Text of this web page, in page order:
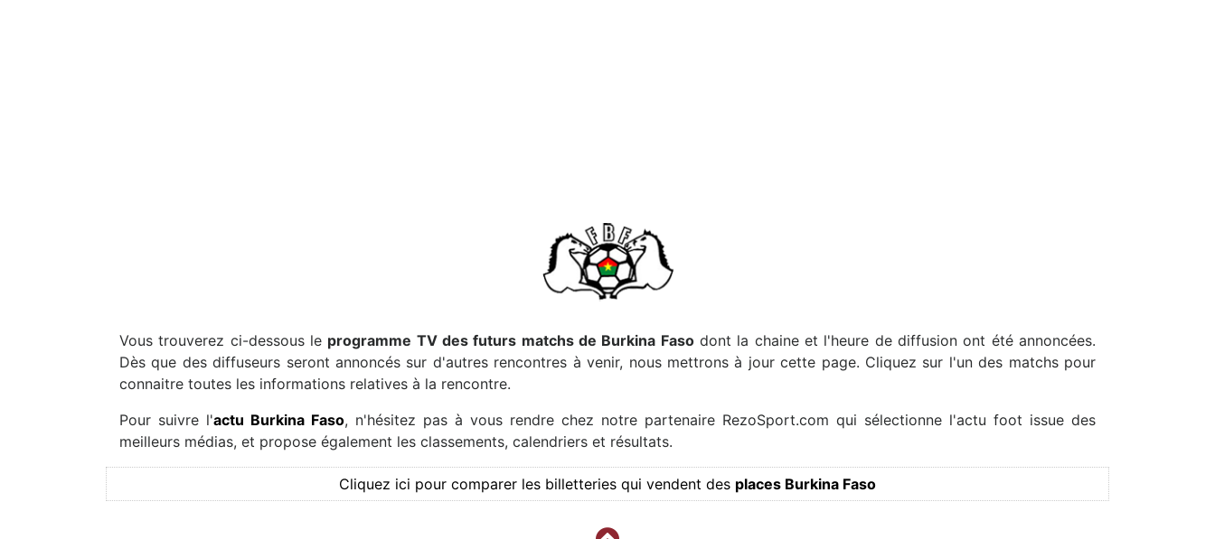
Vous trouverez ci-dessous le programme TV des futurs matchs de Burkina Fasodont la chaine et l'heure de diffusion ont été annoncées.
Dès que des diffuseurs seront annoncés sur d'autres rencontres à venir, nous mettrons à jour cette page. Cliquez sur l'un des matchs pour
connaitre toutes les informations relatives à la rencontre.
Pour suivre l'actu Burkina Faso, n'hésitez pas à vous rendre chez notre partenaire RezoSport.com qui sélectionne l'actu foot issue des
meilleurs médias, et propose également les classements, calendriers et résultats.
Cliquez ici pour comparer les billetteries qui vendent des places Burkina Faso